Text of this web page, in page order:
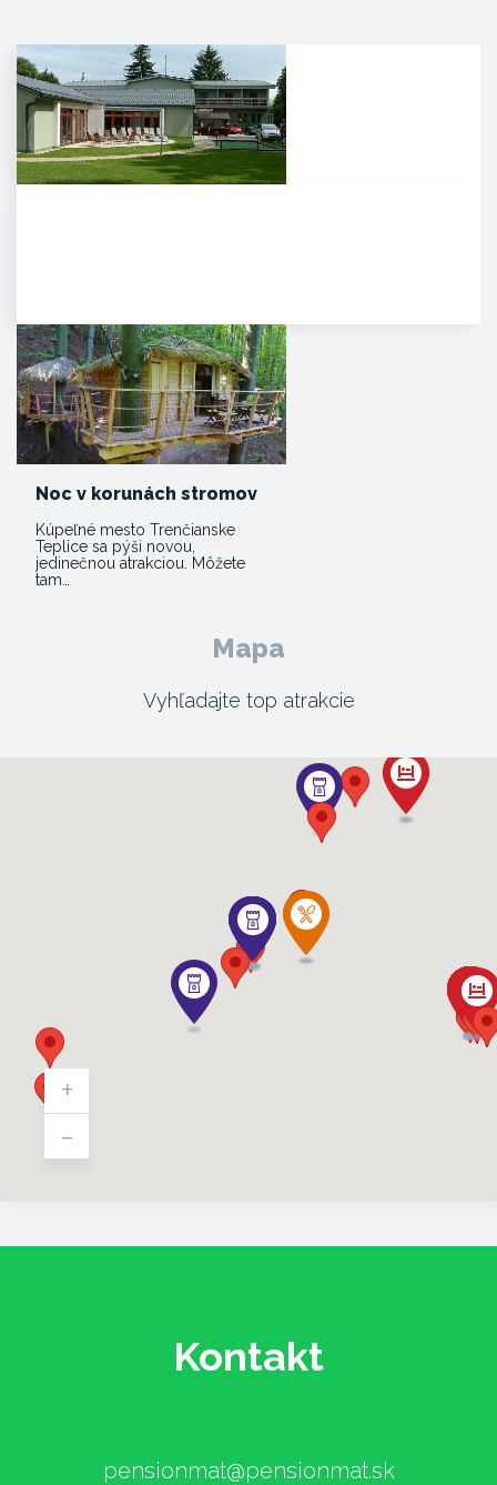
Noc v korunách stromov
Kúpeľné mesto Trenčianske
Teplice sa pýši novou,
jedinečnou atrakciou. Môžete
tam…
Mapa
Vyhľadajte top atrakcie
+
-
Kontakt
pensionmat@pensionmat.sk